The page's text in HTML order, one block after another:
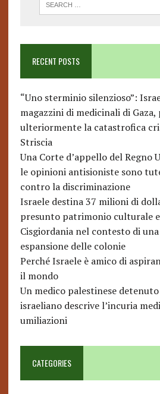
RECENT POSTS
“Uno sterminio silenzioso”:
magazzini di medicinali di
ulteriormente la catastrofica
Striscia
Una Corte d’appello del Regno
le opinioni antisioniste sono
contro la discriminazione
Israele destina 37 milioni di
presunto patrimonio culturale
Cisgiordania nel contesto di
espansione delle colonie
Perché Israele è amico di
il mondo
Un medico palestinese
israeliano descrive l’incuria
umiliazioni
CATEGORIES